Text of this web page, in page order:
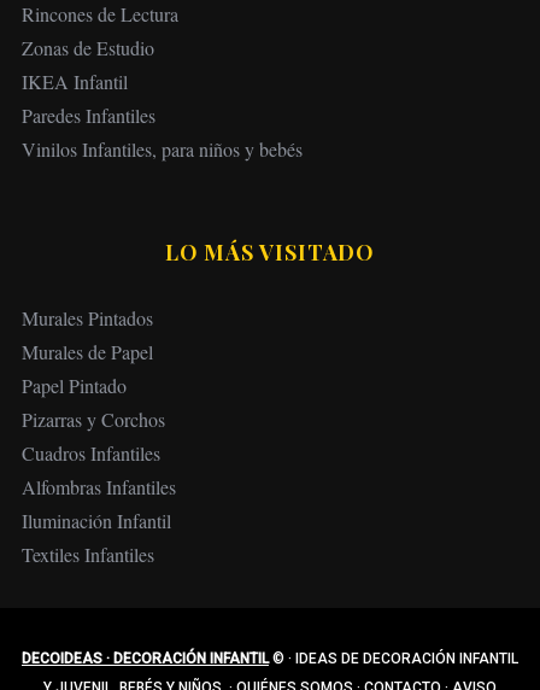
Rincones de Lectura
Zonas de Estudio
IKEA Infantil
Paredes Infantiles
Vinilos Infantiles, para niños y bebés
LO MÁS VISITADO
Murales Pintados
Murales de Papel
Papel Pintado
Pizarras y Corchos
Cuadros Infantiles
Alfombras Infantiles
Iluminación Infantil
Textiles Infantiles
DECOIDEAS · DECORACIÓN INFANTIL© ·
IDEAS DE DECORACIÓN INFANTIL